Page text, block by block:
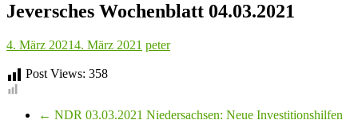
Jeversches Wochenblatt 04.03.2021
4. März 20214. März 2021 peter
Post Views: 358
← NDR 03.03.2021 Niedersachsen: Neue Investitionshilfen